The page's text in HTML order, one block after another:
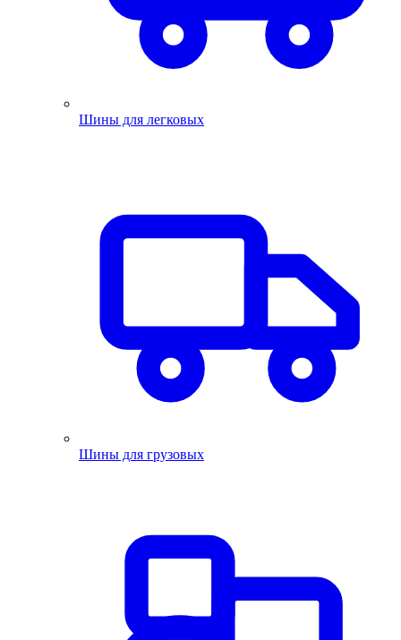
Шины для легковых
Шины для грузовых